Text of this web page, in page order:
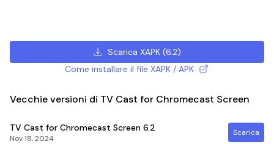
Scarica XAPK(6.2)
Come installare il file XAPK / APK
Vecchie versioni di TV Cast for Chromecast Screen
TV Cast for Chromecast Screen 6.2
Nov 18, 2024
Scarica